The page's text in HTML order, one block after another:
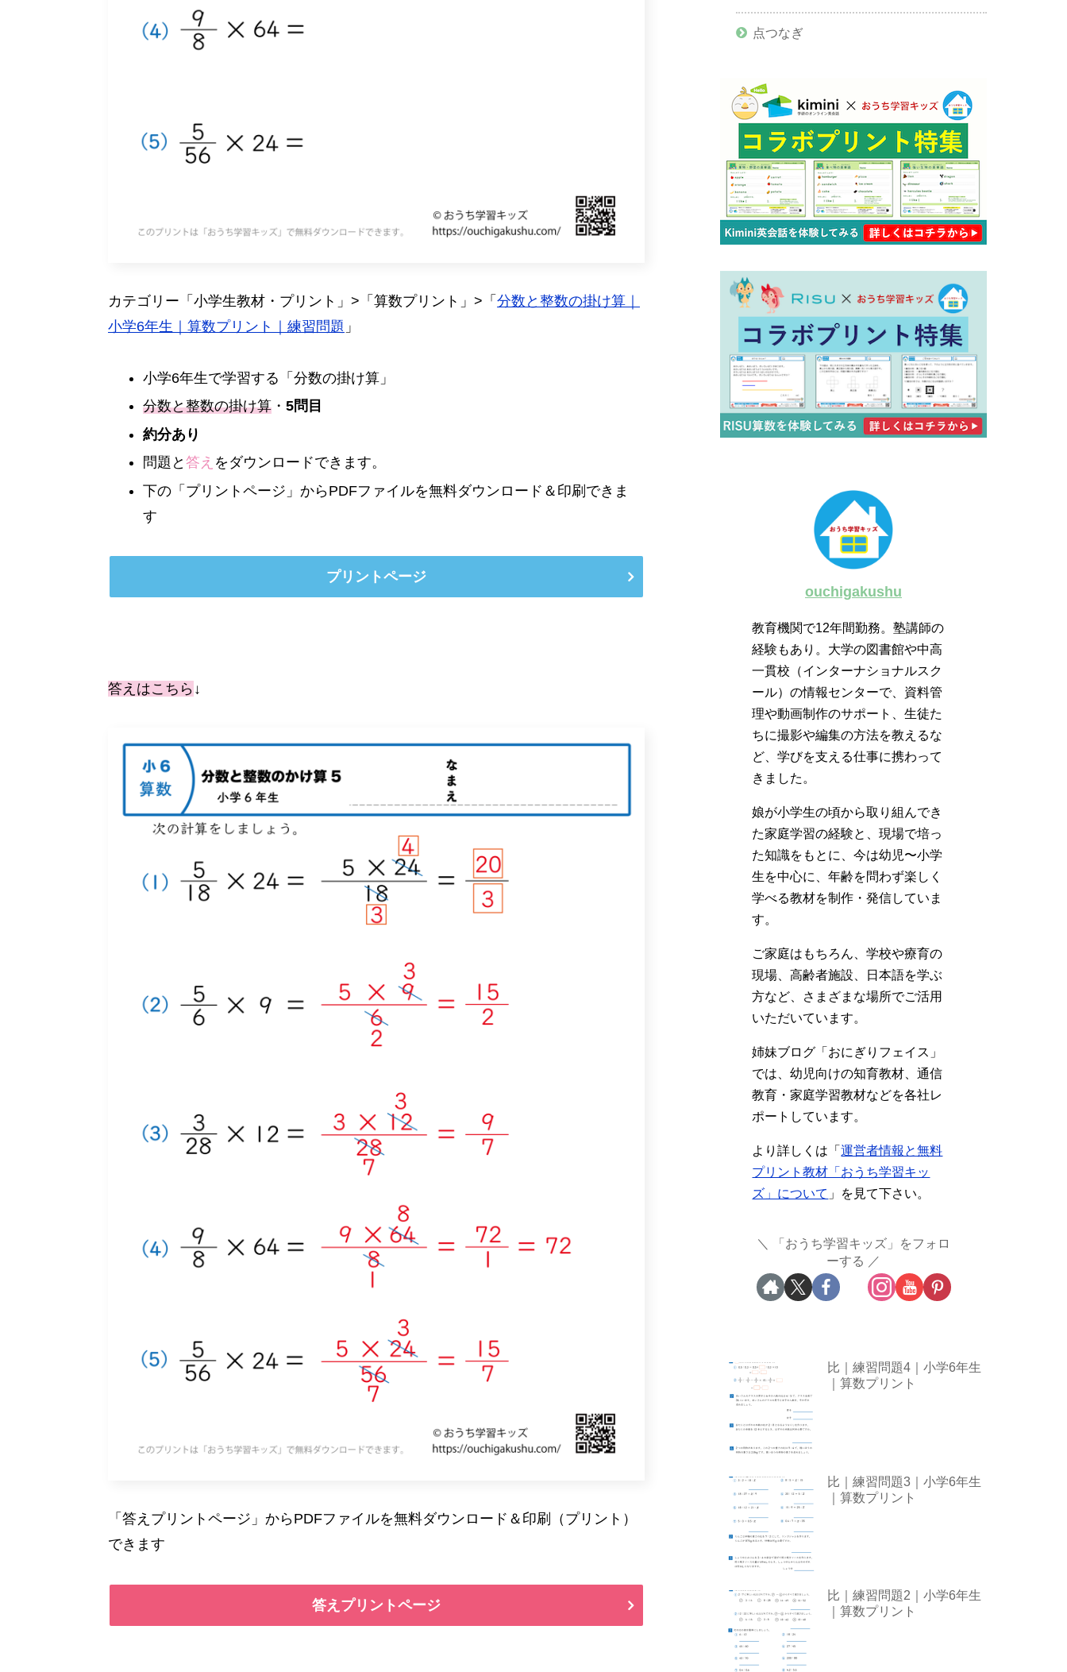
カテゴリー「小学生教材・プリント」>「算数プリント」>「 分数と整数の掛け算｜
小学6年生｜算数プリント｜練習問題 」
小学6年生で学習する「分数の掛け算」
分数と整数の掛け算・ 5問目
約分あり
問題と 答え をダウンロードできます。
下の「プリントページ」からPDFファイルを無料ダウンロード＆印刷できま
す
プリントページ
答えはこちら ↓
「答えプリントページ」からPDFファイルを無料ダウンロード＆印刷（プリント）
できます
答えプリントページ
点つなぎ
ouchigakushu
教育機関で12年間勤務。塾講師の
経験もあり。大学の図書館や中高
一貫校（インターナショナルスク
ール）の情報センターで、資料管
理や動画制作のサポート、生徒た
ちに撮影や編集の方法を教えるな
ど、学びを支える仕事に携わって
きました。
娘が小学生の頃から取り組んでき
た家庭学習の経験と、現場で培っ
た知識をもとに、今は幼児〜小学
生を中心に、年齢を問わず楽しく
学べる教材を制作・発信していま
す。
ご家庭はもちろん、学校や療育の
現場、高齢者施設、日本語を学ぶ
方など、さまざまな場所でご活用
いただいています。
姉妹ブログ「おにぎりフェイス」
では、幼児向けの知育教材、通信
教育・家庭学習教材などを各社レ
ポートしています。
より詳しくは「運営者情報と無料
プリント教材「おうち学習キッ
ズ」について 」を見て下さい。
「おうち学習キッズ」をフォロ
ーする
比｜練習問題4｜小学6年生
｜算数プリント
比｜練習問題3｜小学6年生
｜算数プリント
比｜練習問題2｜小学6年生
｜算数プリント